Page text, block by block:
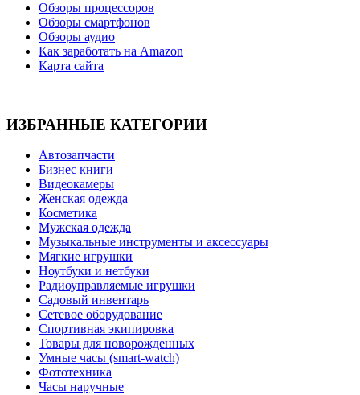
Обзоры процессоров
Обзоры смартфонов
Обзоры аудио
Как заработать на Amazon
Карта сайта
ИЗБРАННЫЕ КАТЕГОРИИ
Автозапчасти
Бизнес книги
Видеокамеры
Женская одежда
Косметика
Мужская одежда
Музыкальные инструменты и аксессуары
Мягкие игрушки
Ноутбуки и нетбуки
Радиоуправляемые игрушки
Садовый инвентарь
Сетевое оборудование
Спортивная экипировка
Товары для новорожденных
Умные часы (smart-watch)
Фототехника
Часы наручные